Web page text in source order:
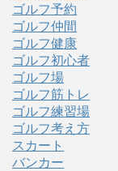
ゴルフ予約
ゴルフ仲間
ゴルフ健康
ゴルフ初心者
ゴルフ場
ゴルフ筋トレ
ゴルフ練習場
ゴルフ考え方
スカート
バンカー